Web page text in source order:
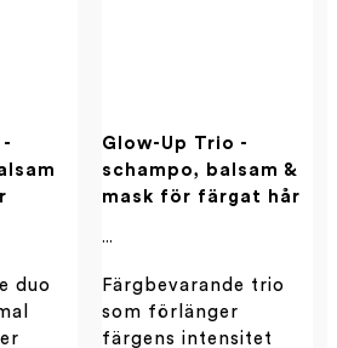
duo
Glow-Up Trio -
schampo, balsam &
mask för färgat hår
...
Färgbevarande trio
som förlänger
färgens intensitet